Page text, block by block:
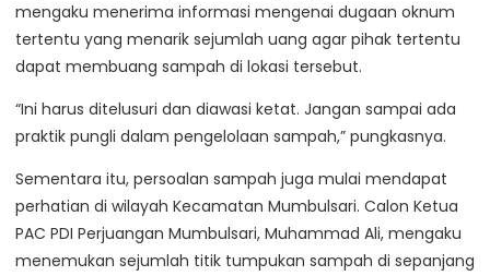
mengaku menerima informasi mengenai dugaan oknum
tertentu yang menarik sejumlah uang agar pihak tertentu
dapat membuang sampah di lokasi tersebut.
“Ini harus ditelusuri dan diawasi ketat. Jangan sampai ada
praktik pungli dalam pengelolaan sampah,” pungkasnya.
Sementara itu, persoalan sampah juga mulai mendapat
perhatian di wilayah Kecamatan Mumbulsari. Calon Ketua
PAC PDI Perjuangan Mumbulsari, Muhammad Ali, mengaku
menemukan sejumlah titik tumpukan sampah di sepanjang